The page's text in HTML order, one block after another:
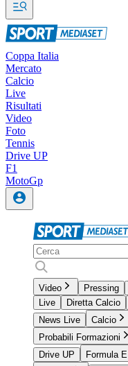
Coppa Italia
Mercato
Calcio
Live
Risultati
Video
Foto
Tennis
Drive UP
F1
MotoGp
Video Pressing
Live
Diretta Calcio
News Live
Calcio
Probabili Formazioni
Drive UP
Formula E